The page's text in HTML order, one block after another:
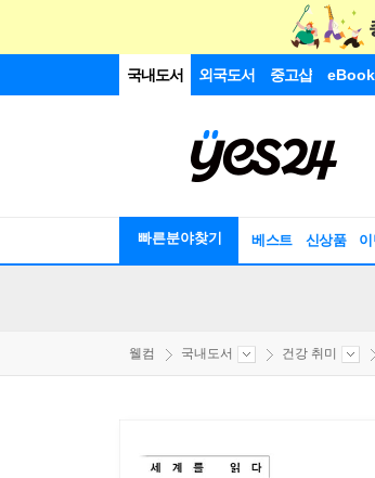
국내도서 외국도서 중고샵 eBook
빠른분야찾기 베스트 신상품
웰컴 국내도서 건강 취미